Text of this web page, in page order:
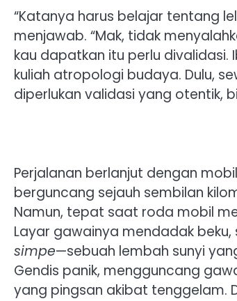
“Katanya harus belajar tentang
menjawab. “Mak, tidak
kau dapatkan itu perlu divalidasi.
kuliah atropologi budaya. Dulu,
diperlukan validasi yang otentik,
Perjalanan berlanjut dengan mobil
berguncang sejauh sembilan
Namun, tepat saat roda mobil
Layar gawainya mendadak
simpe—sebuah lembah sunyi
Gendis panik, mengguncang
yang pingsan akibat tenggelam.